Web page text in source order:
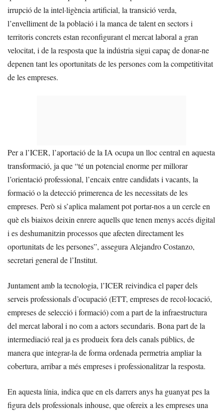
irrupció de la intel·ligència artificial, la transició verda,
l’envelliment de la població i la manca de talent en sectors i
territoris concrets estan reconfigurant el mercat laboral a gran
velocitat, i de la resposta que la indústria sigui capaç de donar-ne
depenen tant les oportunitats de les persones com la competitivitat
de les empreses.
Per a l’ICER, l’aportació de la IA ocupa un lloc central en aquesta
transformació, ja que “té un potencial enorme per millorar
l’orientació professional, l’encaix entre candidats i vacants, la
formació o la detecció primerenca de les necessitats de les
empreses. Però si s’aplica malament pot portar-nos a un cercle en
què els biaixos deixin enrere aquells que tenen menys accés digital
i es deshumanitzin processos que afecten directament les
oportunitats de les persones”, assegura Alejandro Costanzo,
secretari general de l’Institut.
Juntament amb la tecnologia, l’ICER reivindica el paper dels
serveis professionals d’ocupació (ETT, empreses de recol·locació,
empreses de selecció i formació) com a part de la infraestructura
del mercat laboral i no com a actors secundaris. Bona part de la
intermediació real ja es produeix fora dels canals públics, de
manera que integrar-la de forma ordenada permetria ampliar la
cobertura, arribar a més empreses i professionalitzar la resposta.
En aquesta línia, indica que en els darrers anys ha guanyat pes la
figura dels professionals inhouse, que ofereix a les empreses una